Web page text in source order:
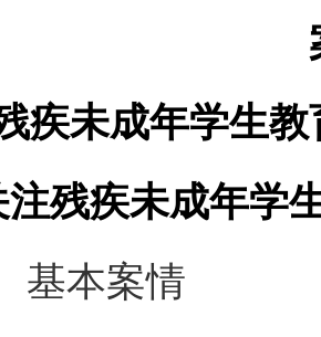
疾未成年学生
残疾未成年学
本案情